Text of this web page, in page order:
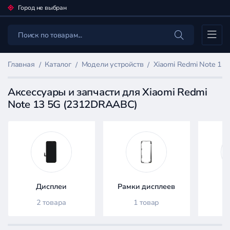
Город не выбран
Каталог
Главная Каталог Модели устройств Xiaomi Redmi Note
Аксессуары и запчасти для Xiaomi Redmi
Note 13 5G (2312DRAABC)
Фильтр
товаров
КаталогДисплеи
2 товара
Рамки дисплеев
1 товар